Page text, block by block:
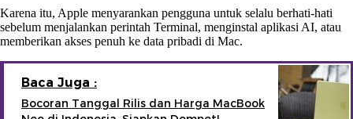
Karena itu, Apple menyarankan pengguna untuk selalu berhati-hati
sebelum menjalankan perintah Terminal, menginstal aplikasi AI, atau
memberikan akses penuh ke data pribadi di Mac.
Baca Juga :
Bocoran Tanggal Rilis dan Harga MacBook